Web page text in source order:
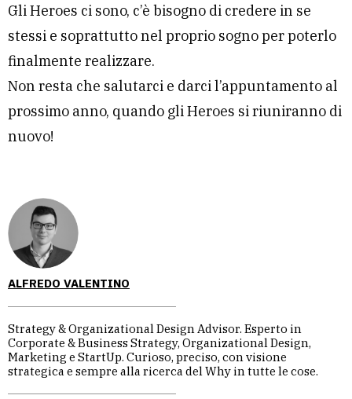
ALFREDO VALENTINO
Strategy & Organizational Design Advisor. Esperto in
Corporate & Business Strategy, Organizational Design,
Marketing e StartUp. Curioso, preciso, con visione
strategica e sempre alla ricerca del Why in tutte le cose.
Gli Heroes ci sono, c’è bisogno di credere in se
stessi e soprattutto nel proprio sogno per poterlo
finalmente realizzare.
Non resta che salutarci e darci l’appuntamento al
prossimo anno, quando gli Heroes si riuniranno di
nuovo!